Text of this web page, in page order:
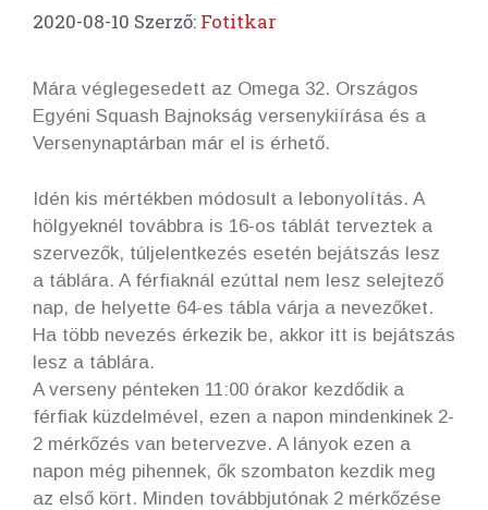
2020-08-10 Szerző: Fotitkar
Mára véglegesedett az Omega 32. Országos
Egyéni Squash Bajnokság versenykiírása és a
Versenynaptárban már el is érhető.
Idén kis mértékben módosult a lebonyolítás. A
hölgyeknél továbbra is 16-os táblát terveztek a
szervezők, túljelentkezés esetén bejátszás lesz
a táblára. A férfiaknál ezúttal nem lesz selejtező
nap, de helyette 64-es tábla várja a nevezőket.
Ha több nevezés érkezik be, akkor itt is bejátszás
lesz a táblára.
A verseny pénteken 11:00 órakor kezdődik a
férfiak küzdelmével, ezen a napon mindenkinek 2-
2 mérkőzés van betervezve. A lányok ezen a
napon még pihennek, ők szombaton kezdik meg
az első kört. Minden továbbjutónak 2 mérkőzése